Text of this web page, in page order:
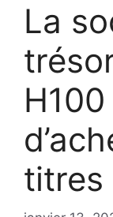
La
titres